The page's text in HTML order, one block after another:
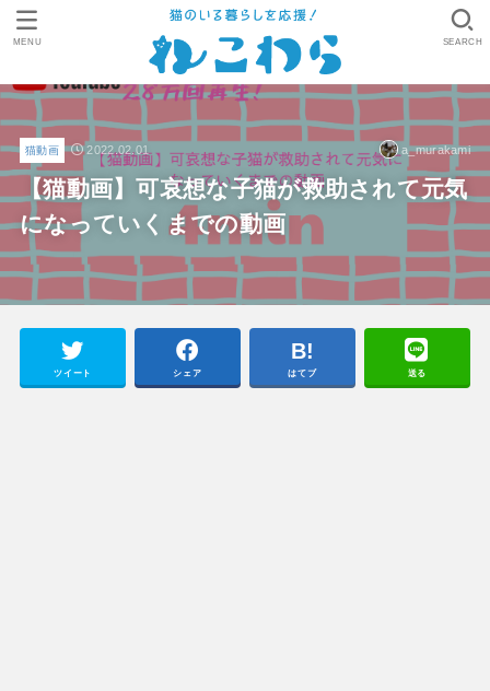
SEARCH
MENU
猫動画 2022.02.01 a_murakami
【猫動画】可哀想な子猫が救助されて元気
になっていくまでの動画
ツイート シェア はてブ 送る